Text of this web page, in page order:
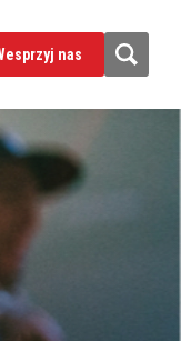
nas